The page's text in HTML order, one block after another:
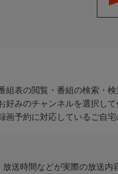
組表の閲覧・番組の検索・
好みのチャンネルを選択して
画予約に対応しているご自宅
放送時間などが実際の放送内